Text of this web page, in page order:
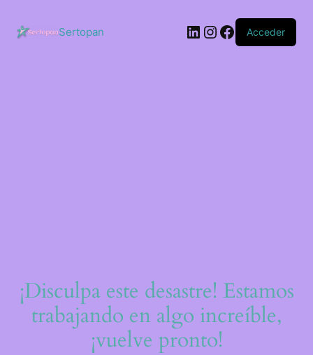
contenido
Sertopan LinkedIn
Instagram
Facebook
Acceder
¡Disculpa este desastre! Estamos
trabajando en algo increíble,
¡vuelve pronto!